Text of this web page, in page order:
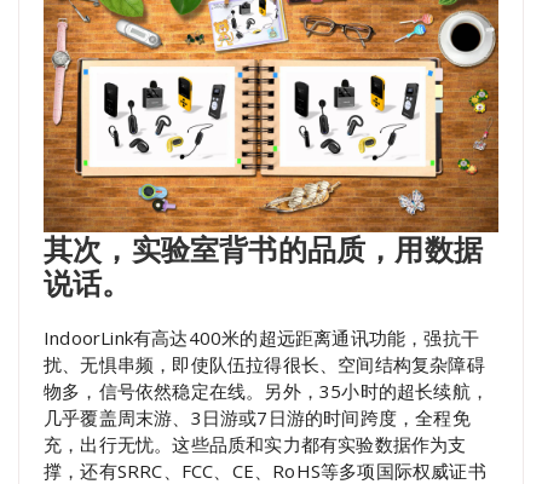
其次，实验室背书的品质，用数据
说话。
IndoorLink有高达400米的超远距离通讯功能，强抗干
扰、无惧串频，即使队伍拉得很长、空间结构复杂障碍
物多，信号依然稳定在线。另外，35小时的超长续航，
几乎覆盖周末游、3日游或7日游的时间跨度，全程免
充，出行无忧。这些品质和实力都有实验数据作为支
撑，还有SRRC、FCC、CE、RoHS等多项国际权威证书